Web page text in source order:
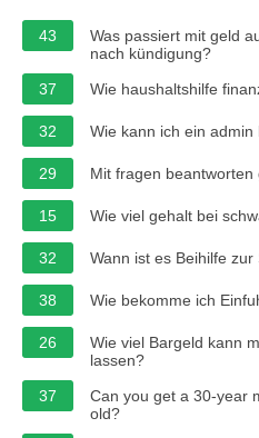
43
Was passiert mit geld
nach kündigung?
37
Wie haushaltshilfe
32 Wie kann ich ein
29 Mit fragen
15 Wie viel gehalt bei
32 Wann ist es Beihilfe
38 Wie bekomme ich
26
Wie viel Bargeld kann
lassen?
37
Can you get a 30-year
old?